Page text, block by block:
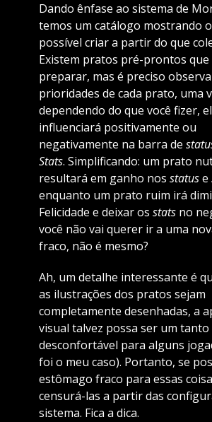
Dando ênfase ao sistema de
temos um catálogo mostrando
possível criar a partir do que
Existem pratos pré-prontos que
preparar, mas é preciso
prioridades de cada prato, uma
dependendo do que você fizer,
influenciará positivamente ou
negativamente na barra de
Stats. Simplificando: um prato
resultará em ganho nos statuse
enquanto um prato ruim irá
Felicidade e deixar os statsno
você não vai querer ir a uma
fraco, não é mesmo?
Ah, um detalhe interessante é
as ilustrações dos pratos sejam
completamente desenhadas, a
visual talvez possa ser um tanto
desconfortável para alguns
foi o meu caso). Portanto, se
estômago fraco para essas
censurá-las a partir das
sistema. Fica a dica.